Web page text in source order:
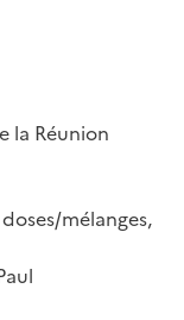
la Réunion
mélanges,